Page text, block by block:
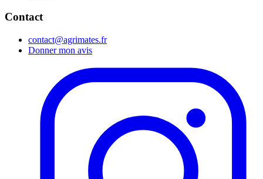
Contact
contact@agrimates.fr
Donner mon avis